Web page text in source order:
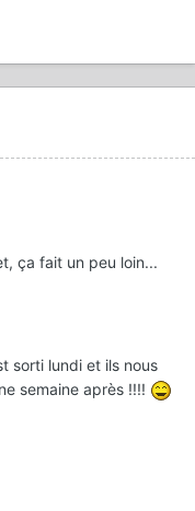
ça fait un peu loin...
sorti lundi et ils nous
semaine après !!!!